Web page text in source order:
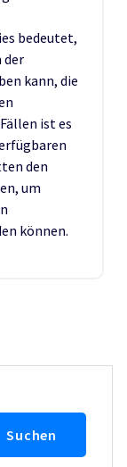
bedeutet,
der
kann, die
ist es
den
um
können.
Suchen